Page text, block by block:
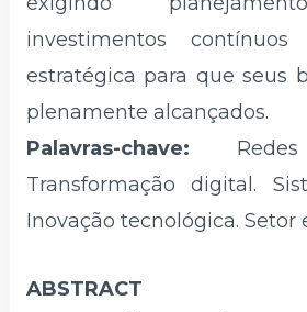
investimentos
estratégica para que seus
plenamente alcançados.
Palavras-chave:
Transformação digital.
Inovação tecnológica. Setor
ABSTRACT